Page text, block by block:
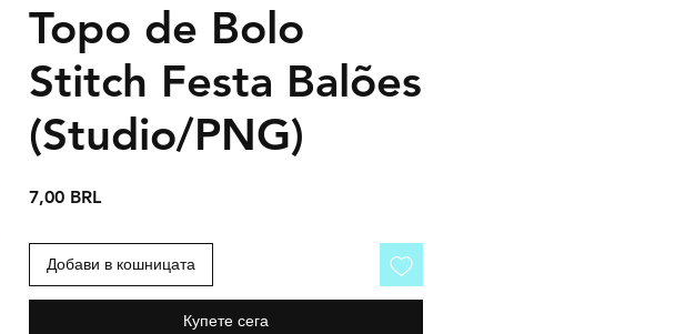
Topo de Bolo
Stitch Festa Balões
(Studio/PNG)
7,00 BRLЦена
Добави в кошницата
Купете сега